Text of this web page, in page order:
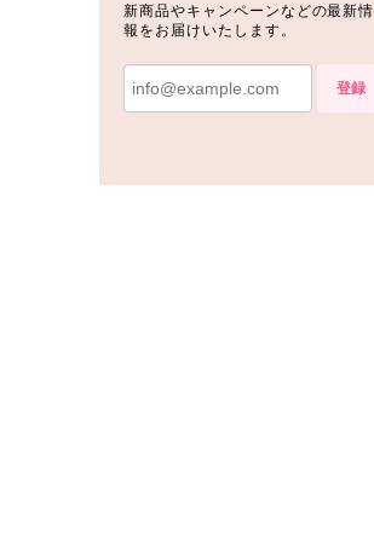
新商品やキャンペーンなどの最新情
報をお届けいたします。
登録